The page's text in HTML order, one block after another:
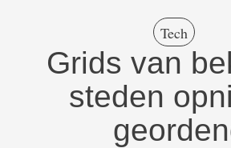
Tech
Grids van
steden